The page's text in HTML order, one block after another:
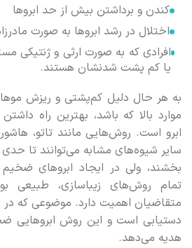
کندن و برداشتن بیش از حد ابروها
اختلال در رشد ابروها به صورت
افرادی که به صورت ارثی و ژنتیکی
یا کم پشت شدنشان هستند.
به هر حال دلیل کم‌پشتی و ریزش
موارد بالا که باشد، بهترین راه
ابرو است. روش‌هایی مانند تاتو،
سایر شیوه‌های مشابه می‌توانند تا حدی
بخشند، ولی در ایجاد ابروهای
تمام روش‌های زیباسازی، طبیعی
متقاضیان اهمیت دارد. موضوعی که در
دستیابی است و این روش ابروهایی
هدیه می‌دهد.